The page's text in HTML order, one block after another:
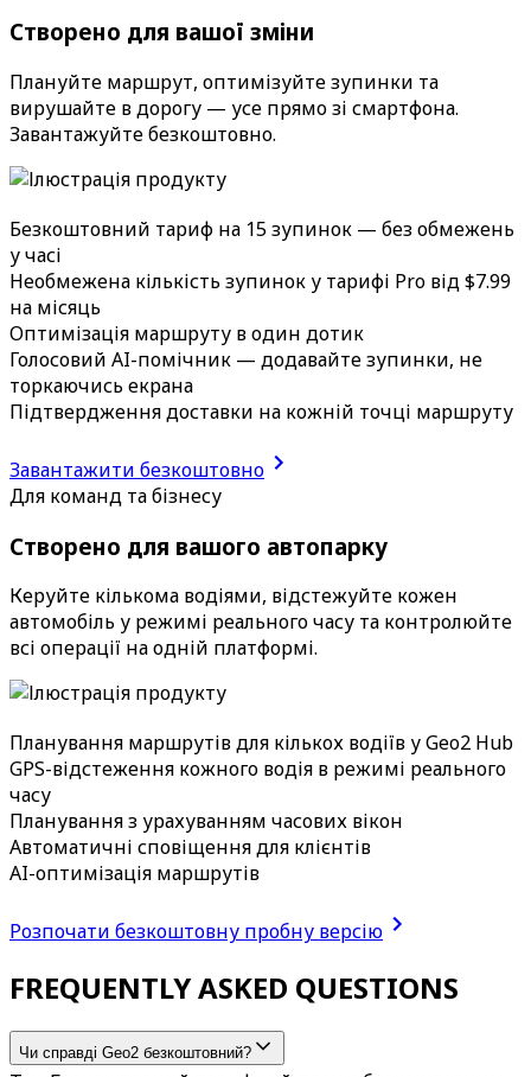
Створено для вашої зміни
Плануйте маршрут, оптимізуйте зупинки та
вирушайте в дорогу — усе прямо зі смартфона.
Завантажуйте безкоштовно.
Безкоштовний тариф на 15 зупинок — без обмежень
у часі
Необмежена кількість зупинок у тарифі Pro від $7.99
на місяць
Оптимізація маршруту в один дотик
Голосовий AI-помічник — додавайте зупинки, не
торкаючись екрана
Підтвердження доставки на кожній точці маршруту
Завантажити безкоштовно
Для команд та бізнесу
Створено для вашого автопарку
Керуйте кількома водіями, відстежуйте кожен
автомобіль у режимі реального часу та контролюйте
всі операції на одній платформі.
Планування маршрутів для кількох водіїв у Geo2 Hub
GPS-відстеження кожного водія в режимі реального
часу
Планування з урахуванням часових вікон
Автоматичні сповіщення для клієнтів
AI-оптимізація маршрутів
Розпочати безкоштовну пробну версію
FREQUENTLY ASKED QUESTIONS
Чи справді Geo2 безкоштовний?